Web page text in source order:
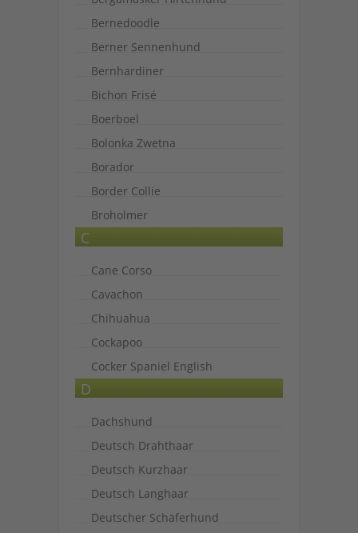
Bernedoodle
Berner Sennenhund
Bernhardiner
Bichon Frisé
Boerboel
Bolonka Zwetna
Borador
Border Collie
Broholmer
C
Cane Corso
Cavachon
Chihuahua
Cockapoo
Cocker Spaniel English
D
Dachshund
Deutsch Drahthaar
Deutsch Kurzhaar
Deutsch Langhaar
Deutscher Schäferhund